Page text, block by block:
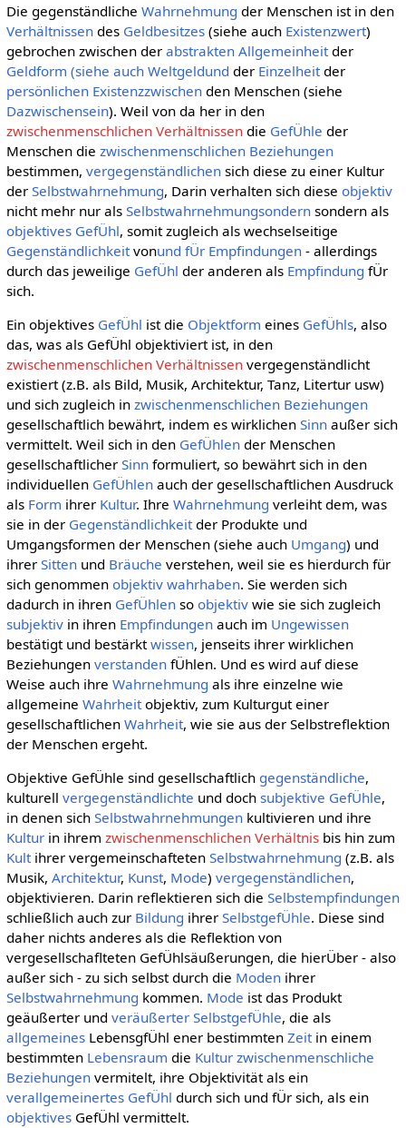
Die gegenständliche Wahrnehmung der Menschen ist in den
Verhältnissendes Geldbesitzes(siehe auch Existenzwert)
gebrochen zwischen der abstrakten Allgemeinheitder
Geldform (siehe auch Weltgeldund der Einzelheitder
persönlichen Existenzzwischenden Menschen (siehe
Dazwischensein). Weil von da her in den
zwischenmenschlichen Verhältnissendie GefÜhle der
Menschen die zwischenmenschlichen Beziehungen
bestimmen, vergegenständlichensich diese zu einer Kultur
der Selbstwahrnehmung, Darin verhalten sich diese objektiv
nicht mehr nur als Selbstwahrnehmungsondernsondern als
objektives GefÜhl, somit zugleich als wechselseitige
Gegenständlichkeitvonund fÜr Empfindungen- allerdings
durch das jeweilige GefÜhl der anderen als Empfindung fÜr
sich.
Ein objektives GefÜhl ist die Objektform eines GefÜhls, also
das, was als GefÜhl objektiviert ist, in den
zwischenmenschlichen Verhältnissenvergegenständlicht
existiert (z.B. als Bild, Musik, Architektur, Tanz, Litertur usw)
und sich zugleich in zwischenmenschlichen Beziehungen
gesellschaftlich bewährt, indem es wirklichen Sinnaußer sich
vermittelt. Weil sich in den GefÜhlender Menschen
gesellschaftlicher Sinnformuliert, so bewährt sich in den
individuellen GefÜhlenauch der gesellschaftlichen Ausdruck
als Form ihrer Kultur. Ihre Wahrnehmung verleiht dem, was
sie in der Gegenständlichkeitder Produkte und
Umgangsformen der Menschen (siehe auch Umgang) und
ihrer Sittenund Bräuche verstehen, weil sie es hierdurch für
sich genommen objektiv wahrhaben. Sie werden sich
dadurch in ihren GefÜhlenso objektivwie sie sich zugleich
subjektivin ihren Empfindungenauch im Ungewissen
bestätigt und bestärktwissen, jenseits ihrer wirklichen
Beziehungen verstandenfÜhlen. Und es wird auf diese
Weise auch ihre Wahrnehmung als ihre einzelne wie
allgemeine Wahrheitobjektiv, zum Kulturgut einer
gesellschaftlichen Wahrheit, wie sie aus der Selbstreflektion
der Menschen ergeht.
Objektive GefÜhle sind gesellschaftlich gegenständliche,
kulturell vergegenständlichte und doch subjektive GefÜhle,
in denen sich Selbstwahrnehmungenkultivieren und ihre
Kulturin ihrem zwischenmenschlichen Verhältnisbis hin zum
Kultihrer vergemeinschafteten Selbstwahrnehmung (z.B. als
Musik, Architektur, Kunst, Mode) vergegenständlichen,
objektivieren. Darin reflektieren sich die Selbstempfindungen
schließlich auch zur Bildung ihrer SelbstgefÜhle. Diese sind
daher nichts anderes als die Reflektion von
vergesellschaflteten GefÜhlsäußerungen, die hierÜber - also
außer sich - zu sich selbst durch die Modenihrer
Selbstwahrnehmung kommen. Mode ist das Produkt
geäußerter und veräußerter SelbstgefÜhle, die als
allgemeinesLebensgfÜhl ener bestimmten Zeitin einem
bestimmten Lebensraum die Kultur zwischenmenschliche
Beziehungenvermitelt, ihre Objektivität als ein
verallgemeinertes GefÜhl durch sich und fÜr sich, als ein
objektivesGefÜhl vermittelt.